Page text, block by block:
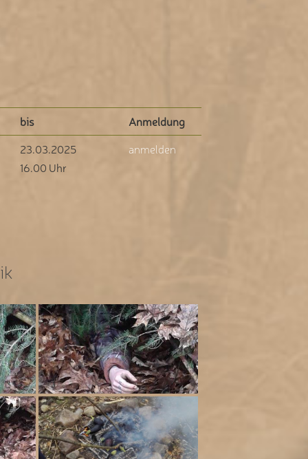
bis
Anmeldung
23.03.2025
16.00 Uhr
anmelden